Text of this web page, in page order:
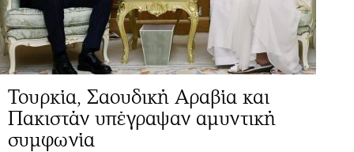
Τουρκία, Σαουδική Αραβία και
Πακιστάν υπέγραψαν αμυντική
συμφωνία